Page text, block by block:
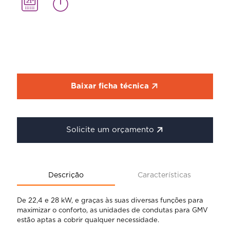
Baixar ficha técnica
Solicite um orçamento
Descrição Características
De 22,4 e 28 kW, e graças às suas diversas funções para
maximizar o conforto, as unidades de condutas para GMV
estão aptas a cobrir qualquer necessidade.